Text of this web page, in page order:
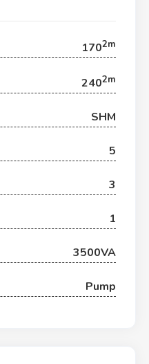
1702m
2402m
SHM
5
3
1
3500VA
Pump